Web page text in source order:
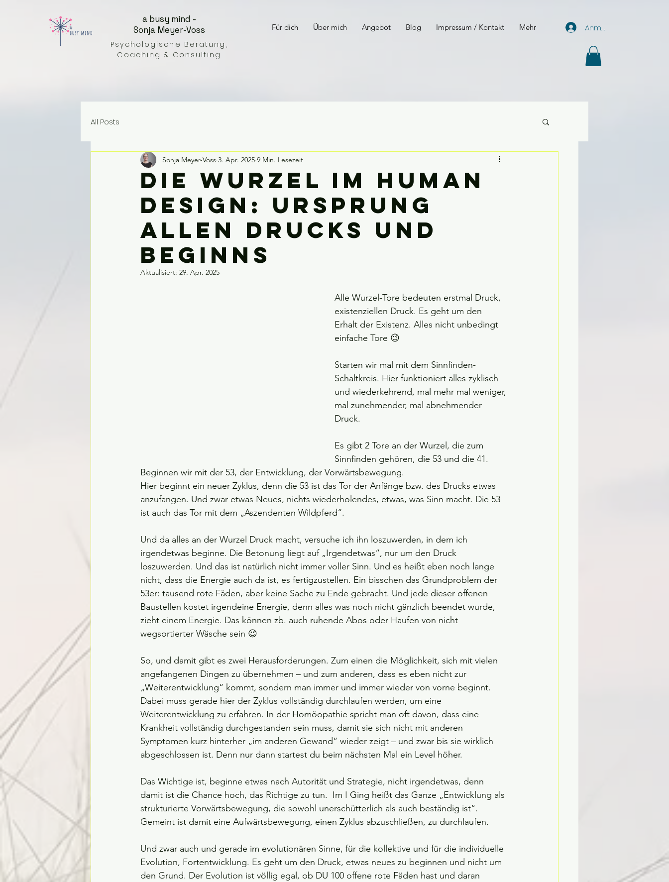
a busy mind -
Sonja Meyer-Voss
Für dich Über mich Angebot Blog Impressum / Kontakt Mehr
Psychologische Beratung,
Coaching & Consulting
Anmelden
All Posts
Die Wurzel im Human
Design: Ursprung
allen Drucks und
Beginns
Sonja Meyer-Voss 3. Apr. 2025 9 Min. Lesezeit
Aktualisiert: 29. Apr. 2025
Alle Wurzel-Tore bedeuten erstmal Druck,
existenziellen Druck. Es geht um den
Erhalt der Existenz. Alles nicht unbedingt
einfache Tore 😉
Starten wir mal mit dem Sinnfinden-
Schaltkreis. Hier funktioniert alles zyklisch
und wiederkehrend, mal mehr mal weniger,
mal zunehmender, mal abnehmender
Druck.
Es gibt 2 Tore an der Wurzel, die zum
Sinnfinden gehören, die 53 und die 41.
Beginnen wir mit der 53, der Entwicklung, der Vorwärtsbewegung.
Hier beginnt ein neuer Zyklus, denn die 53 ist das Tor der Anfänge bzw. des Drucks etwas
anzufangen. Und zwar etwas Neues, nichts wiederholendes, etwas, was Sinn macht. Die 53
ist auch das Tor mit dem „Aszendenten Wildpferd“.
Und da alles an der Wurzel Druck macht, versuche ich ihn loszuwerden, in dem ich
irgendetwas beginne. Die Betonung liegt auf „Irgendetwas“, nur um den Druck
loszuwerden. Und das ist natürlich nicht immer voller Sinn. Und es heißt eben noch lange
nicht, dass die Energie auch da ist, es fertigzustellen. Ein bisschen das Grundproblem der
53er: tausend rote Fäden, aber keine Sache zu Ende gebracht. Und jede dieser offenen
Baustellen kostet irgendeine Energie, denn alles was noch nicht gänzlich beendet wurde,
zieht einem Energie. Das können zb. auch ruhende Abos oder Haufen von nicht
wegsortierter Wäsche sein 😉
So, und damit gibt es zwei Herausforderungen. Zum einen die Möglichkeit, sich mit vielen
angefangenen Dingen zu übernehmen – und zum anderen, dass es eben nicht zur
„Weiterentwicklung“ kommt, sondern man immer und immer wieder von vorne beginnt.
Dabei muss gerade hier der Zyklus vollständig durchlaufen werden, um eine
Weiterentwicklung zu erfahren. In der Homöopathie spricht man oft davon, dass eine
Krankheit vollständig durchgestanden sein muss, damit sie sich nicht mit anderen
Symptomen kurz hinterher „im anderen Gewand“ wieder zeigt – und zwar bis sie wirklich
abgeschlossen ist. Denn nur dann startest du beim nächsten Mal ein Level höher.
Das Wichtige ist, beginne etwas nach Autorität und Strategie, nicht irgendetwas, denn
damit ist die Chance hoch, das Richtige zu tun.  Im I Ging heißt das Ganze „Entwicklung als
strukturierte Vorwärtsbewegung, die sowohl unerschütterlich als auch beständig ist“.
Gemeint ist damit eine Aufwärtsbewegung, einen Zyklus abzuschließen, zu durchlaufen.
Und zwar auch und gerade im evolutionären Sinne, für die kollektive und für die individuelle
Evolution, Fortentwicklung. Es geht um den Druck, etwas neues zu beginnen und nicht um
den Grund. Der Evolution ist völlig egal, ob DU 100 offene rote Fäden hast und daran